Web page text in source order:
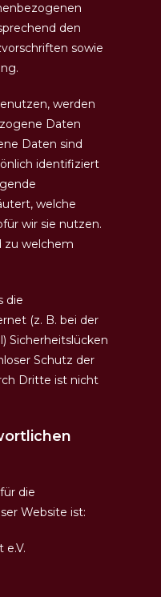
den
sowie
werden
Daten
Daten sind
identifiziert
welche
wir sie nutzen.
zu welchem
die
(z. B. bei der
Sicherheitslücken
Schutz der
Dritte ist nicht
die
Website ist:
e.V.